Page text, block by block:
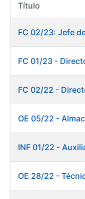
Mostrar/Ocultar
Mostrar/Ocultar
Mostrar/Ocultar
Título
FC 01/23 -
OE 28/22 -